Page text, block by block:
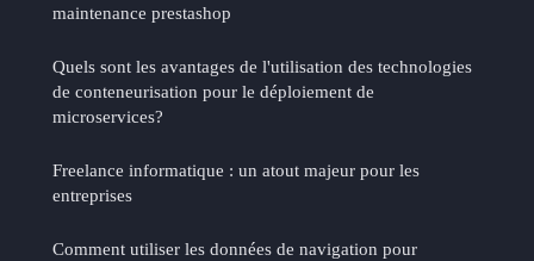
maintenance prestashop
Quels sont les avantages de l'utilisation des technologies
de conteneurisation pour le déploiement de
microservices?
Freelance informatique : un atout majeur pour les
entreprises
Comment utiliser les données de navigation pour